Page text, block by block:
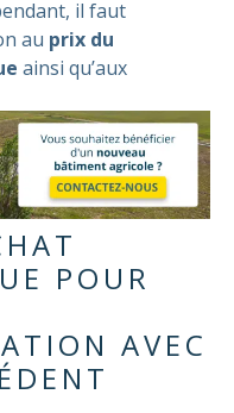
il faut
au prix du
ainsi qu’aux
POUR
AVEC